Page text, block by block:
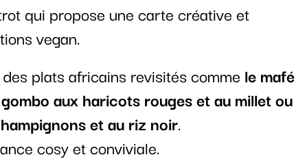
qui propose une carte créative et
vegan.
plats africains revisités comme le
aux haricots rouges et au millet ou
et au riz noir.
cosy et conviviale.